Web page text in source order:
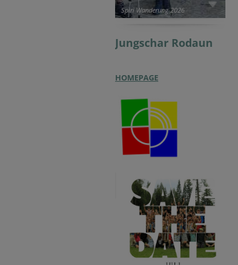
Spiri Wanderung 2026
Jungschar Rodaun
HOMEPAGE